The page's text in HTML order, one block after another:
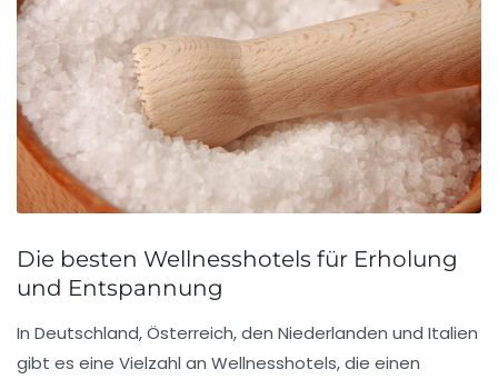
Die besten Wellnesshotels für Erholung
und Entspannung
In Deutschland, Österreich, den Niederlanden und Italien
gibt es eine Vielzahl an Wellnesshotels, die einen